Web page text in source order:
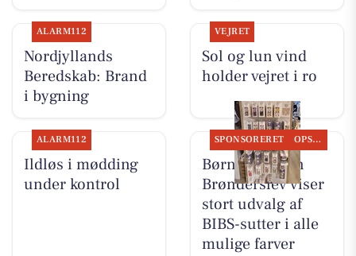
ALARM112
Nordjyllands
Beredskab: Brand
i bygning
VEJRET
Sol og lun vind
holder vejret i ro
ALARM112
Ildløs i mødding
under kontrol
SPONSORERET OPSLAGSTAVLEN
Børneshoppen
Brønderslev viser
stort udvalg af
BIBS-sutter i alle
mulige farver